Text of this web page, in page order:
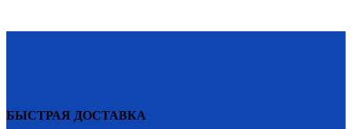
БЫСТРАЯ ДОСТАВКА